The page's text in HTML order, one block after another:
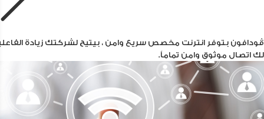
ڤودافون بتوفر انترنت مخصص سريع وامن ، بيتيح لشركتك زيادة
لك اتصال موثوق وامن تماماً.